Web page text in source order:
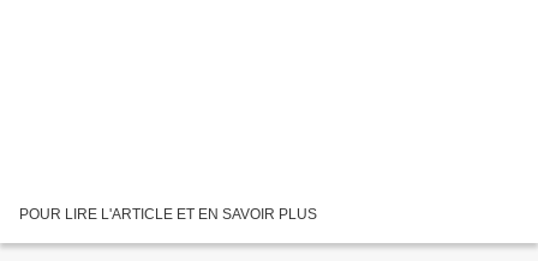
POUR LIRE L'ARTICLE ET EN SAVOIR PLUS